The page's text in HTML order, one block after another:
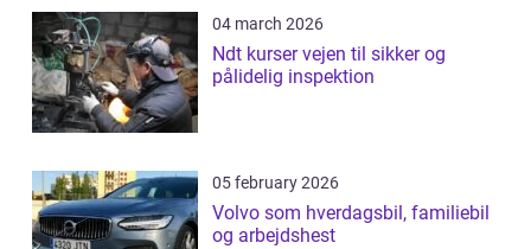
04 march 2026
Ndt kurser vejen til sikker og
pålidelig inspektion
05 february 2026
Volvo som hverdagsbil, familiebil
og arbejdshest